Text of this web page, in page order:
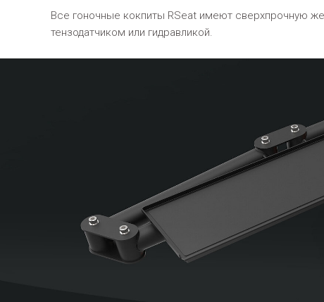
Все гоночные кокпиты RSeat имеют сверхпрочную
тензодатчиком или гидравликой.